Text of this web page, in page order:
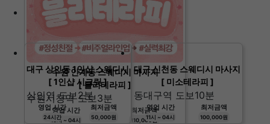
수원 인계동 스웨디시 마사지
[ 블리테라피 ]
수원시청역 도보3분
영업 시간
10시 ~ 04시
최저금액
110,000원
대구 상인동 1인샵 스웨디시
[ 1인샵 시크릿 ]
상인역 도보2분
영업 시간
24시간
최저금액
50,000원
대구 신천동 스웨디시 마사지
[ 미소테라피 ]
동대구역 도보10분
영업 시간
11시 ~ 04시
최저금액
100,000원